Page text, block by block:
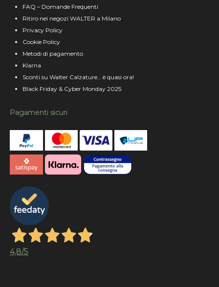
FAQ – Domande Frequenti
Ritiro nei negozi WALTER a Milano
Privacy Policy
Cookie Policy
Metodi di pagamento
Klarna
Sconti su Walter Calzature… è quasi ora!
Black Friday & Cyber Monday 2025
Pagamenti sicuri
4,8/5